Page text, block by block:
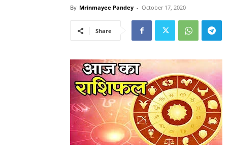
By Mrinmayee Pandey - October 17, 2020
Share